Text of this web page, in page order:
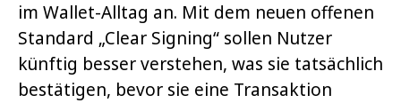
im Wallet-Alltag an. Mit dem neuen offenen
Standard „Clear Signing“ sollen Nutzer
künftig besser verstehen, was sie tatsächlich
bestätigen, bevor sie eine Transaktion